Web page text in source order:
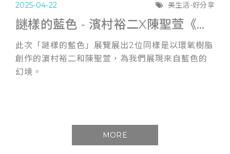
2025-04-22 美生活-好分享
謎樣的藍色 - 濱村裕二X陳聖萱《雙人展》
此次「謎樣的藍色」展覽展出2位同樣是以環氧樹脂
創作的濵村裕二和陳聖萱，為我們展現來自藍色的
幻境。
MORE